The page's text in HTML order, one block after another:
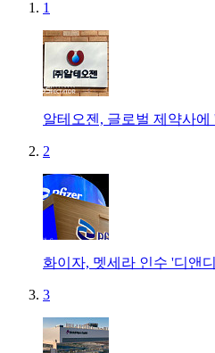
1
알테오젠, 글로벌 제약사에
2
화이자, 멧세라 인수 '디앤
3